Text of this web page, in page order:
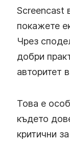
Screencast
покажете
Чрез
добри
авторитет
Това е
където
критични